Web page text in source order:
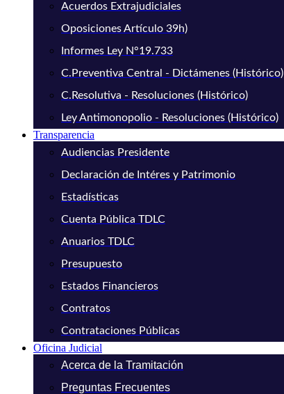
Acuerdos Extrajudiciales
Oposiciones Artículo 39h)
Informes Ley N°19.733
C.Preventiva Central - Dictámenes (Histórico)
C.Resolutiva - Resoluciones (Histórico)
Ley Antimonopolio - Resoluciones (Histórico)
Transparencia
Audiencias Presidente
Declaración de Intéres y Patrimonio
Estadísticas
Cuenta Pública TDLC
Anuarios TDLC
Presupuesto
Estados Financieros
Contratos
Contrataciones Públicas
Oficina Judicial
Acerca de la Tramitación
Preguntas Frecuentes